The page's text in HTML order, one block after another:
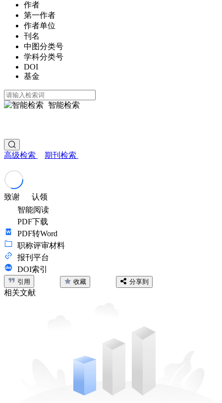
作者
第一作者
作者单位
刊名
中图分类号
学科分类号
DOI
基金
智能检索
高级检索 期刊检索
致谢
认领
智能阅读
PDF下载
PDF转Word
职称评审材料
报刊平台
DOI索引
引用 收藏 分享到
相关文献